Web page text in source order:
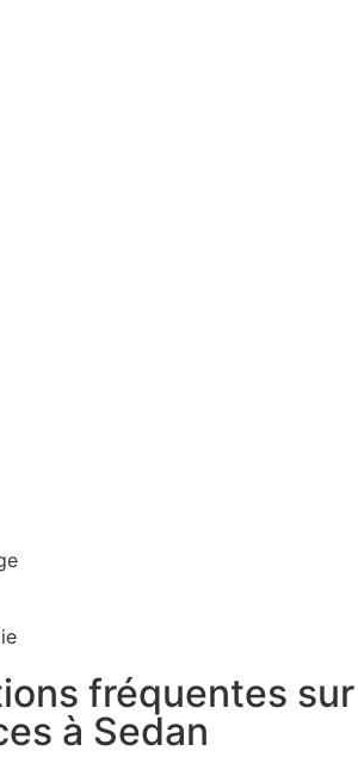
fréquentes sur
à Sedan